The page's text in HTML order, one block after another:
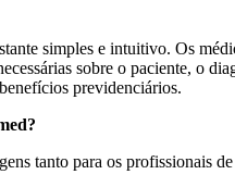
simples e intuitivo. Os
sobre o paciente, o
previdenciários.
tanto para os profissionais